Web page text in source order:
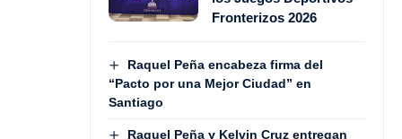
Fronterizos 2026
Raquel Peña encabeza firma del
“Pacto por una Mejor Ciudad” en
Santiago
Raquel Peña y Kelvin Cruz entregan